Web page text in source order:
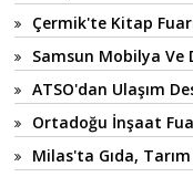
Çermik'te Kitap Fuarı
Samsun Mobilya Ve
ATSO'dan Ulaşım
Ortadoğu İnşaat
Milas'ta Gıda, Tarım